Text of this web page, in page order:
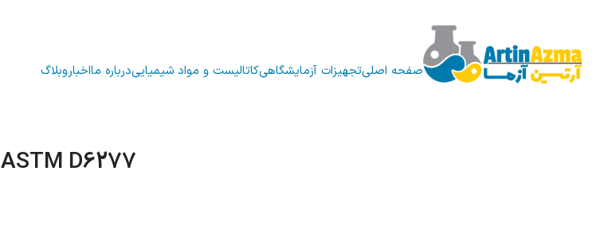
صفحه اصلیتجهیزات آزمایشگاهیکاتالیست و مواد شیمیاییدرباره مااخباروبلاگ
ASTM D6277